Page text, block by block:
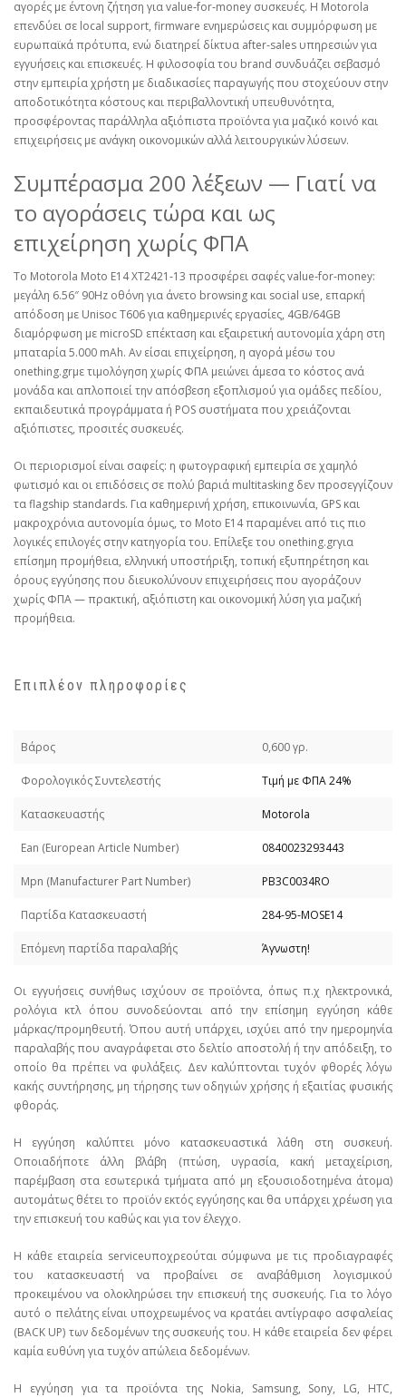
αγορές με έντονη ζήτηση για value‑for‑money συσκευές. Η Motorola
επενδύει σε local support, firmware ενημερώσεις και συμμόρφωση με
ευρωπαϊκά πρότυπα, ενώ διατηρεί δίκτυα after‑sales υπηρεσιών για
εγγυήσεις και επισκευές. Η φιλοσοφία του brand συνδυάζει σεβασμό
στην εμπειρία χρήστη με διαδικασίες παραγωγής που στοχεύουν στην
αποδοτικότητα κόστους και περιβαλλοντική υπευθυνότητα,
προσφέροντας παράλληλα αξιόπιστα προϊόντα για μαζικό κοινό και
επιχειρήσεις με ανάγκη οικονομικών αλλά λειτουργικών λύσεων.
Συμπέρασμα 200 λέξεων — Γιατί να
το αγοράσεις τώρα και ως
επιχείρηση χωρίς ΦΠΑ
Το Motorola Moto E14 XT2421‑13 προσφέρει σαφές value‑for‑money:
μεγάλη 6.56″ 90Hz οθόνη για άνετο browsing και social use, επαρκή
απόδοση με Unisoc T606 για καθημερινές εργασίες, 4GB/64GB
διαμόρφωση με microSD επέκταση και εξαιρετική αυτονομία χάρη στη
μπαταρία 5.000 mAh. Αν είσαι επιχείρηση, η αγορά μέσω του
onething.grμε τιμολόγηση χωρίς ΦΠΑ μειώνει άμεσα το κόστος ανά
μονάδα και απλοποιεί την απόσβεση εξοπλισμού για ομάδες πεδίου,
εκπαιδευτικά προγράμματα ή POS συστήματα που χρειάζονται
αξιόπιστες, προσιτές συσκευές.
Οι περιορισμοί είναι σαφείς: η φωτογραφική εμπειρία σε χαμηλό
φωτισμό και οι επιδόσεις σε πολύ βαριά multitasking δεν προσεγγίζουν
τα flagship standards. Για καθημερινή χρήση, επικοινωνία, GPS και
μακροχρόνια αυτονομία όμως, το Moto E14 παραμένει από τις πιο
λογικές επιλογές στην κατηγορία του. Επίλεξε του onething.grγια
επίσημη προμήθεια, ελληνική υποστήριξη, τοπική εξυπηρέτηση και
όρους εγγύησης που διευκολύνουν επιχειρήσεις που αγοράζουν
χωρίς ΦΠΑ — πρακτική, αξιόπιστη και οικονομική λύση για μαζική
προμήθεια.
Επιπλέον πληροφορίες
Βάρος 0,600 γρ.
Φορολογικός Συντελεστής Τιμή με ΦΠΑ 24%
Κατασκευαστής Motorola
Εan (European Article Number) 0840023293443
Mpn (Manufacturer Part Number) PB3C0034RO
Παρτίδα Κατασκευαστή 284-95-MOSE14
Επόμενη παρτίδα παραλαβής Άγνωστη!
Οι εγγυήσεις συνήθως ισχύουν σε προϊόντα, όπως π.χ ηλεκτρονικά,
ρολόγια κτλ όπου συνοδεύονται από την επίσημη εγγύηση κάθε
μάρκας/προμηθευτή. Όπου αυτή υπάρχει, ισχύει από την ημερομηνία
παραλαβής που αναγράφεται στο δελτίο αποστολή ή την απόδειξη, το
οποίο θα πρέπει να φυλάξεις. Δεν καλύπτονται τυχόν φθορές λόγω
κακής συντήρησης, μη τήρησης των οδηγιών χρήσης ή εξαιτίας φυσικής
φθοράς.
Η εγγύηση καλύπτει μόνο κατασκευαστικά λάθη στη συσκευή.
Οποιαδήποτε άλλη βλάβη (πτώση, υγρασία, κακή μεταχείριση,
παρέμβαση στα εσωτερικά τμήματα από μη εξουσιοδοτημένα άτομα)
αυτομάτως θέτει το προϊόν εκτός εγγύησης και θα υπάρχει χρέωση για
την επισκευή του καθώς και για τον έλεγχο.
Η κάθε εταιρεία serviceυποχρεούται σύμφωνα με τις προδιαγραφές
του κατασκευαστή να προβαίνει σε αναβάθμιση λογισμικού
προκειμένου να ολοκληρώσει την επισκευή της συσκευής. Για το λόγο
αυτό ο πελάτης είναι υποχρεωμένος να κρατάει αντίγραφο ασφαλείας
(BACK UP) των δεδομένων της συσκευής του. Η κάθε εταιρεία δεν φέρει
καμία ευθύνη για τυχόν απώλεια δεδομένων.
Η εγγύηση για τα προϊόντα της Nokia, Samsung, Sony, LG, HTC,